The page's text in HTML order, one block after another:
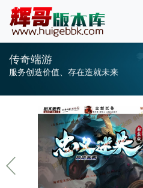
传奇端游
服务创造价值、存在造就未来